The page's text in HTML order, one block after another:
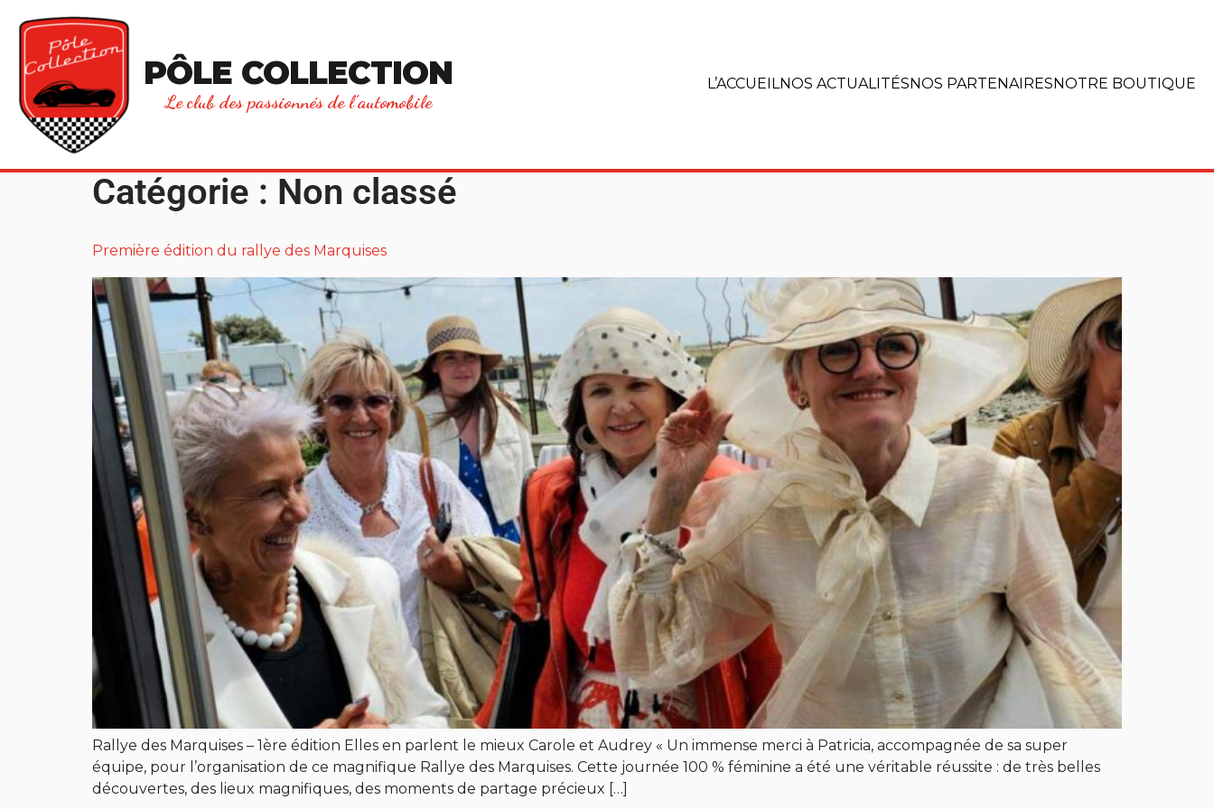
principal
PÔLE COLLECTION
Le club des passionnés de l’automobile
L’ACCUEILNOS ACTUALITÉSNOS PARTENAIRESNOTRE BOUTIQUE
Catégorie : Non classé
Première édition du rallye des Marquises
Rallye des Marquises – 1ère édition Elles en parlent le mieux Carole et Audrey « Un immense merci à Patricia, accompagnée de sa super
équipe, pour l’organisation de ce magnifique Rallye des Marquises. Cette journée 100 % féminine a été une véritable réussite : de très belles
découvertes, des lieux magnifiques, des moments de partage précieux […]